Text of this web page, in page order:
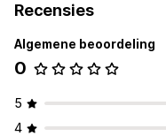
Recensies
Algemene beoordeling
0
5
4